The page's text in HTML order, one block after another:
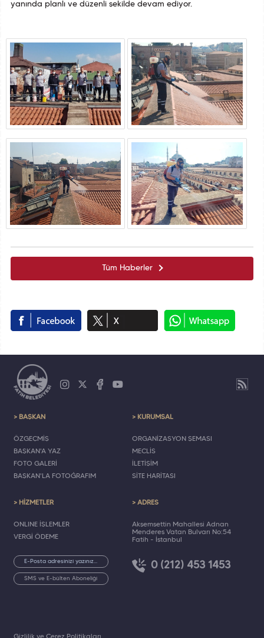
yanında planlı ve düzenli şekilde devam ediyor.
Tüm Haberler
> BAŞKAN
ÖZGEÇMİŞ
BAŞKAN'A YAZ
FOTO GALERİ
BAŞKAN'LA FOTOĞRAFIM
> KURUMSAL
ORGANİZASYON ŞEMASI
MECLİS
İLETİŞİM
SİTE HARİTASI
> HİZMETLER
ONLINE İŞLEMLER
VERGİ ÖDEME
SMS ve E-bülten Aboneliği
> ADRES
Akşemsettin Mahallesi Adnan
Menderes Vatan Bulvarı No:54
Fatih - İstanbul
0 (212) 453 1453